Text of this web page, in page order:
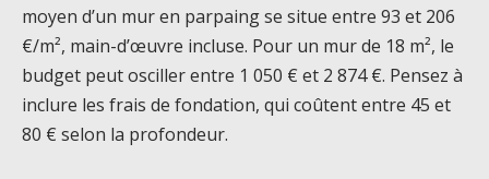
moyen d’un mur en parpaing se situe entre 93 et 206
€/m², main-d’œuvre incluse. Pour un mur de 18 m², le
budget peut osciller entre 1 050 € et 2 874 €. Pensez à
inclure les frais de fondation, qui coûtent entre 45 et
80 € selon la profondeur.